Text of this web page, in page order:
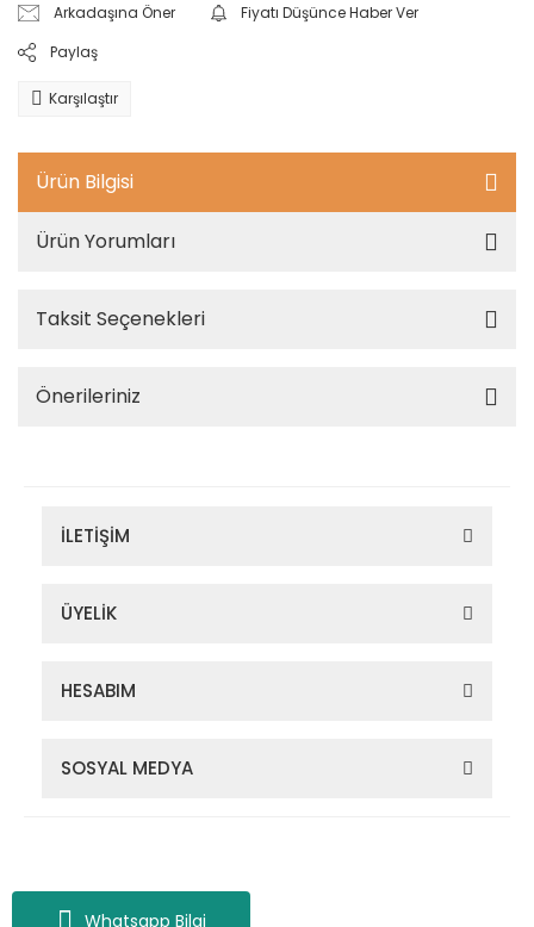
Whatsapp Bilgi
Arkadaşına Öner
Fiyatı Düşünce Haber Ver
Paylaş
Karşılaştır
Ürün Bilgisi
Ürün Yorumları
Taksit Seçenekleri
Önerileriniz
İLETİŞİM
ÜYELİK
HESABIM
SOSYAL MEDYA